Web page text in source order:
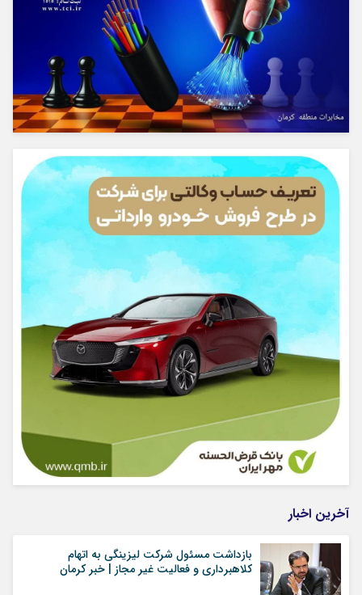
آخرین اخبار
بازداشت مسئول شرکت لیزینگی به اتهام
کلاهبرداری و فعالیت غیر مجاز | خبر کرمان